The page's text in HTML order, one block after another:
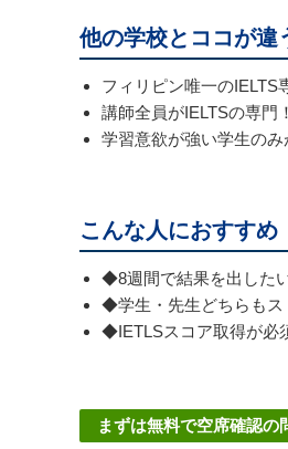
他の学校とココが違
フィリピン唯一のIELTS
講師全員がIELTSの専門
学習意欲が強い学生のみ
こんな人におすすめ
◆8週間で結果を出した
◆学生・先生どちらもス
◆IETLSスコア取得が必
まずは無料で空席確認